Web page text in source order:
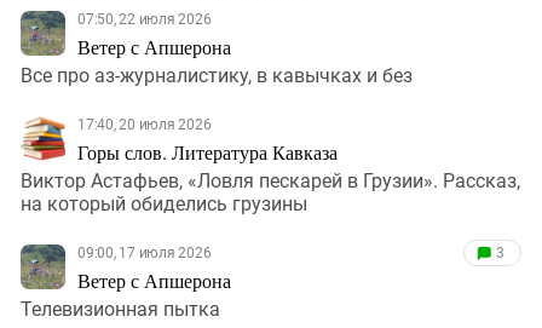
07:50, 22 июля 2026
Ветер с Апшерона
Все про аз-журналистику, в кавычках и без
17:40, 20 июля 2026
Горы слов. Литература Кавказа
Виктор Астафьев, «Ловля пескарей в Грузии». Рассказ,
на который обиделись грузины
09:00, 17 июля 2026
Ветер с Апшерона
3
Телевизионная пытка